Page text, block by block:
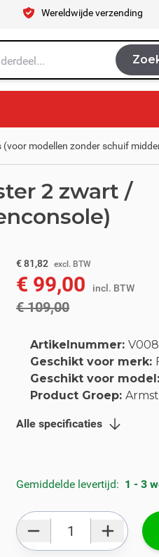
Wereldwijde verzending
modellen zonder schuif
2 zwart /
€ 81,82 excl. BTW
€ 90,08excl. BTW
€ 99,00 incl. BTW
€ 109,00incl. BTW
Artikelnummer:
Geschikt voor merk:
Geschikt voor model:
Product Groep:
Alle specificaties
Gemiddelde levertijd: 1 - 3
Aantal